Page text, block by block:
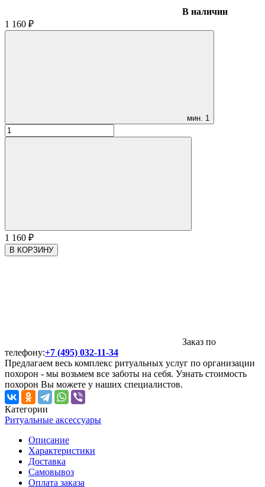
В наличии
1 160 ₽
мин. 1
1 160 ₽
В КОРЗИНУ
Заказ по
телефону:+7 (495) 032-11-34
Предлагаем весь комплекс ритуальных услуг по организации
похорон - мы возьмем все заботы на себя. Узнать стоимость
похорон Вы можете у наших специалистов.
Категории
Ритуальные аксессуары
Описание
Характеристики
Доставка
Самовывоз
Оплата заказа